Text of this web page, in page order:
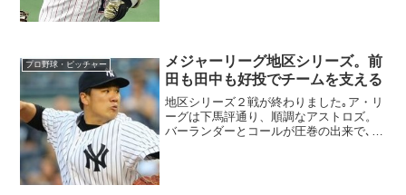
プロ野球・ピッチャー
メジャーリーグ地区シリーズ。前
田も田中も好投でチームを支える
地区シリーズ２戦が終わりました｡ア・リ
ーグは下馬評通り、順調なアストロズ。
バーランダーとコールが圧巻の出来で､2